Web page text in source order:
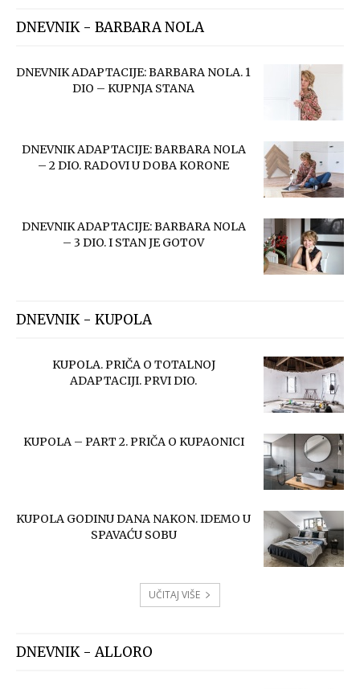
DNEVNIK - BARBARA NOLA
DNEVNIK ADAPTACIJE: BARBARA NOLA. 1
DIO – KUPNJA STANA
DNEVNIK ADAPTACIJE: BARBARA NOLA
– 2 DIO. RADOVI U DOBA KORONE
DNEVNIK ADAPTACIJE: BARBARA NOLA
– 3 DIO. I STAN JE GOTOV
DNEVNIK - KUPOLA
KUPOLA. PRIČA O TOTALNOJ
ADAPTACIJI. PRVI DIO.
KUPOLA – PART 2. PRIČA O KUPAONICI
KUPOLA GODINU DANA NAKON. IDEMO U
SPAVAĆU SOBU
UČITAJ VIŠE
DNEVNIK - ALLORO